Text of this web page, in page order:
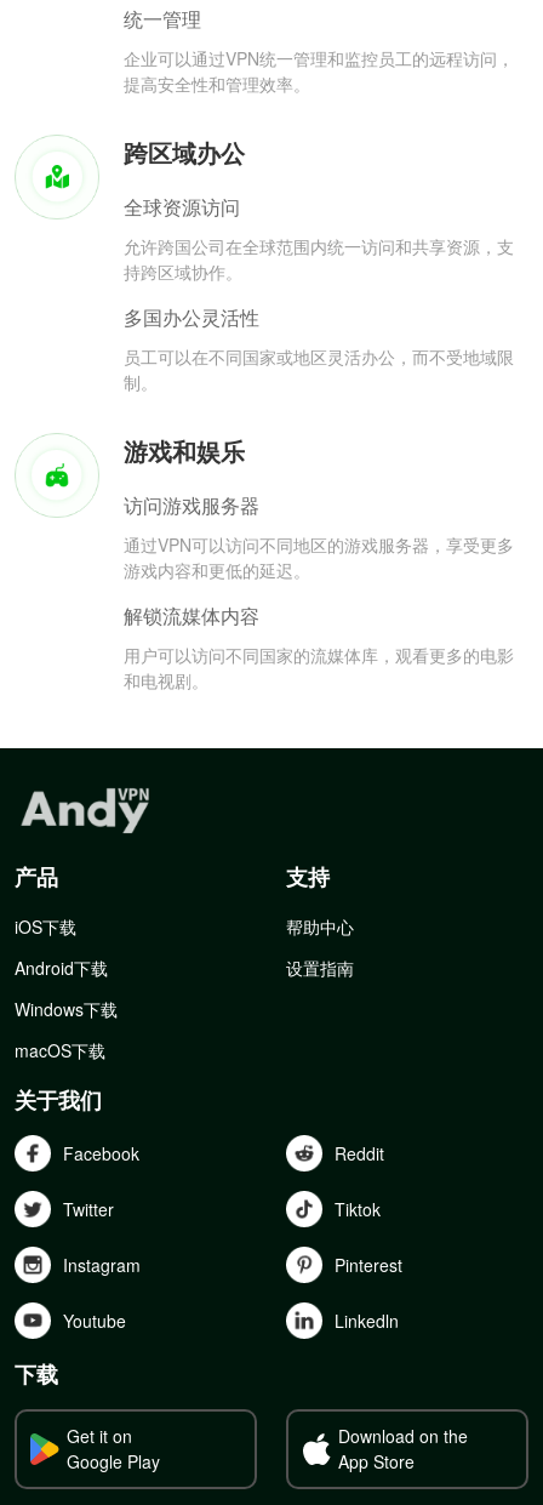
统一管理
企业可以通过VPN统一管理和监控员工的远程访问，
提高安全性和管理效率。
跨区域办公
全球资源访问
允许跨国公司在全球范围内统一访问和共享资源，支
持跨区域协作。
多国办公灵活性
员工可以在不同国家或地区灵活办公，而不受地域限
制。
游戏和娱乐
访问游戏服务器
通过VPN可以访问不同地区的游戏服务器，享受更多
游戏内容和更低的延迟。
解锁流媒体内容
用户可以访问不同国家的流媒体库，观看更多的电影
和电视剧。
产品
iOS下载
Android下载
Windows下载
macOS下载
支持
帮助中心
设置指南
关于我们
Facebook Reddit
Twitter Tiktok
Instagram Pinterest
Youtube Linkedln
下载
Get it on
Google Play
Download on the
App Store